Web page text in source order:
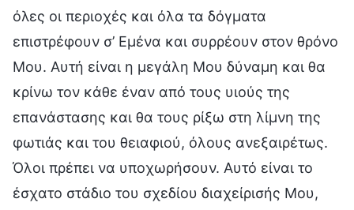
όλες οι περιοχές και όλα τα δόγματα
επιστρέφουν σ’ Εμένα και συρρέουν στον θρόνο
Μου. Αυτή είναι η μεγάλη Μου δύναμη και θα
κρίνω τον κάθε έναν από τους υιούς της
επανάστασης και θα τους ρίξω στη λίμνη της
φωτιάς και του θειαφιού, όλους ανεξαιρέτως.
Όλοι πρέπει να υποχωρήσουν. Αυτό είναι το
έσχατο στάδιο του σχεδίου διαχείρισής Μου,